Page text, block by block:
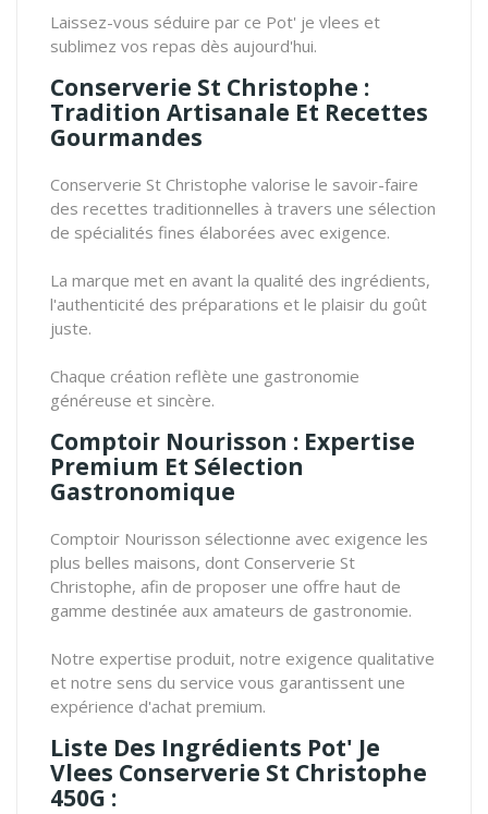
Laissez-vous séduire par ce Pot' je vlees et
sublimez vos repas dès aujourd'hui.
Conserverie St Christophe :
Tradition Artisanale Et Recettes
Gourmandes
Conserverie St Christophe valorise le savoir-faire
des recettes traditionnelles à travers une sélection
de spécialités fines élaborées avec exigence.
La marque met en avant la qualité des ingrédients,
l'authenticité des préparations et le plaisir du goût
juste.
Chaque création reflète une gastronomie
généreuse et sincère.
Comptoir Nourisson : Expertise
Premium Et Sélection
Gastronomique
Comptoir Nourisson sélectionne avec exigence les
plus belles maisons, dont Conserverie St
Christophe, afin de proposer une offre haut de
gamme destinée aux amateurs de gastronomie.
Notre expertise produit, notre exigence qualitative
et notre sens du service vous garantissent une
expérience d'achat premium.
Liste Des Ingrédients Pot' Je
Vlees Conserverie St Christophe
450G :